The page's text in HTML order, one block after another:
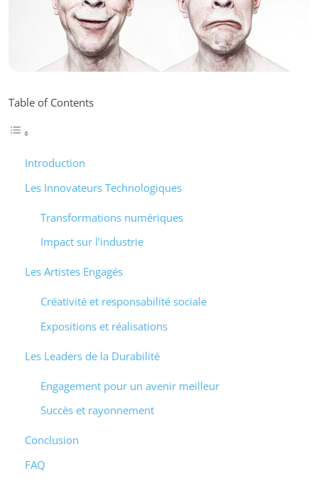
Table of Contents
Introduction
Les Innovateurs Technologiques
Transformations numériques
Impact sur l’industrie
Les Artistes Engagés
Créativité et responsabilité sociale
Expositions et réalisations
Les Leaders de la Durabilité
Engagement pour un avenir meilleur
Succès et rayonnement
Conclusion
FAQ